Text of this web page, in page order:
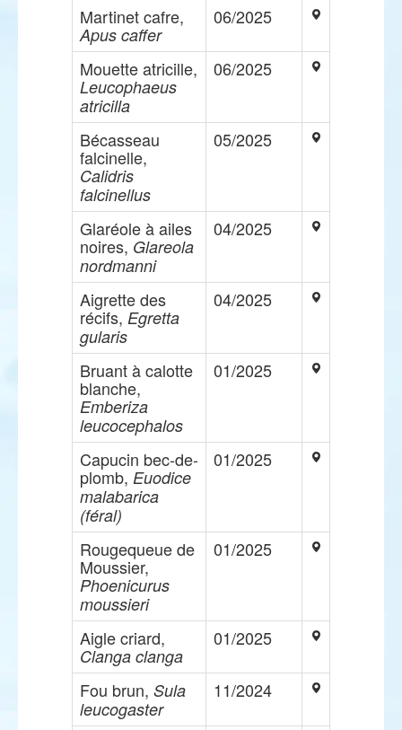
Martinet cafre,
Apus caffer
06/2025
Mouette atricille,
Leucophaeus
atricilla
06/2025
Bécasseau
falcinelle,
Calidris
falcinellus
05/2025
Glaréole à ailes
noires, Glareola
nordmanni
04/2025
Aigrette des
récifs, Egretta
gularis
04/2025
Bruant à calotte
blanche,
Emberiza
leucocephalos
01/2025
Capucin bec-de-
plomb, Euodice
malabarica
(féral)
01/2025
Rougequeue de
Moussier,
Phoenicurus
moussieri
01/2025
Aigle criard,
Clanga clanga
01/2025
Fou brun, Sula
leucogaster
11/2024